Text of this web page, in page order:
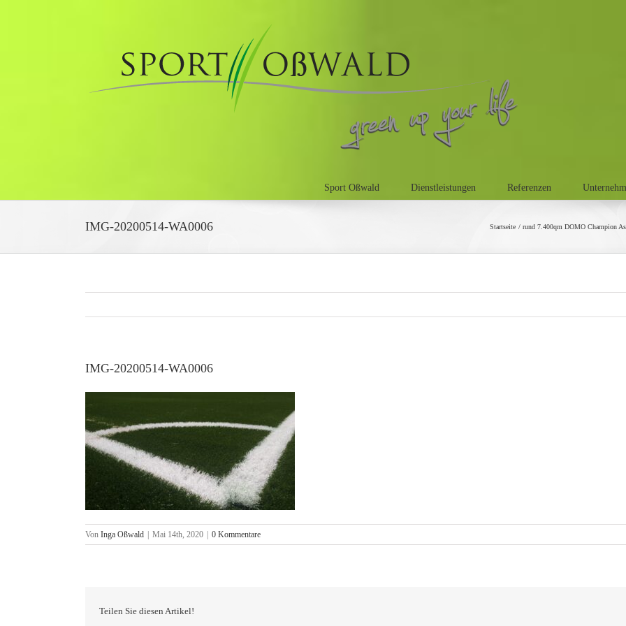
Sport Oßwald Dienstleistungen Referenzen
IMG-20200514-WA0006 Startseite rund 7.400qm DOMO Champion
IMG-20200514-WA0006
Von Inga Oßwald | Mai 14th, 2020 | 0 Kommentare
Teilen Sie diesen Artikel!